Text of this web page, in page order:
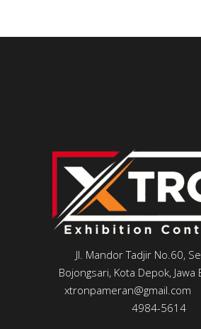
Jl. Mandor Tadjir No.60,
Bojongsari, Kota Depok,
xtronpameran@gmail.com
4984-5614